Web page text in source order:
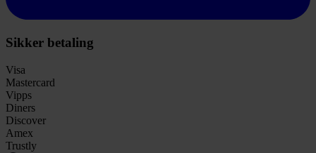
Sikker betaling
Visa
Mastercard
Vipps
Diners
Discover
Amex
Trustly